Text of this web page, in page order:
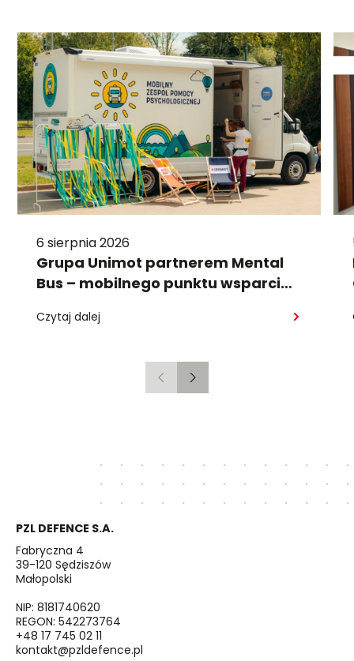
6 sierpnia 2026
Grupa Unimot partnerem Mental
Bus – mobilnego punktu wsparcia
Czytaj dalej
PoprzedniNastępny
PZL DEFENCE S.A.
Fabryczna 4
39-120 Sędziszów
Małopolski
NIP: 8181740620
REGON: 542273764
+48 17 745 02 11
kontakt@pzldefence.pl